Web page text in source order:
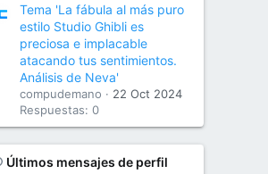
Tema 'La fábula al más puro
estilo Studio Ghibli es
preciosa e implacable
atacando tus sentimientos.
Análisis de Neva'
compudemano
22 Oct 2024
Respuestas: 0
Últimos mensajes de perfil